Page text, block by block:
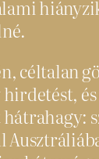
céltalan